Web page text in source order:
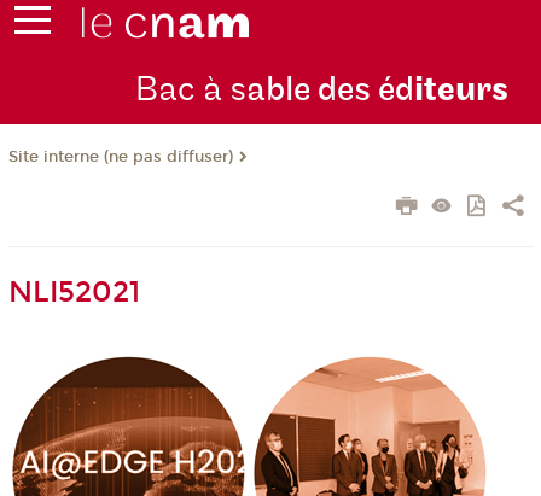
Bac à sable des éditeurs
Site interne (ne pas diffuser)
NLI52021